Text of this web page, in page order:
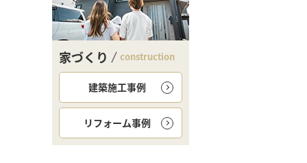
家づくり construction
建築施工事例
リフォーム事例